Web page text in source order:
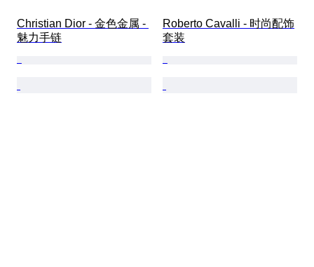
Christian Dior - 金色金属 -
魅力手链
Roberto Cavalli - 时尚配饰
套装